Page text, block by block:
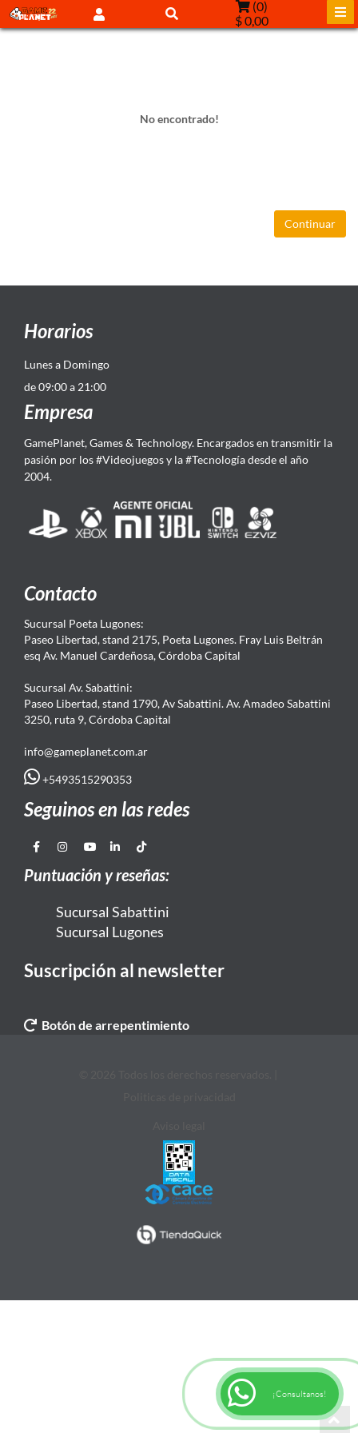
(0)
$ 0,00
No encontrado!
Continuar
Horarios
Lunes a Domingo
de 09:00 a 21:00
Empresa
GamePlanet, Games & Technology. Encargados en transmitir la
pasión por los #Videojuegos y la #Tecnología desde el año
2004.
Contacto
Sucursal Poeta Lugones:
Paseo Libertad, stand 2175, Poeta Lugones. Fray Luis Beltrán
esq Av. Manuel Cardeñosa, Córdoba Capital
Sucursal Av. Sabattini:
Paseo Libertad, stand 1790, Av Sabattini. Av. Amadeo Sabattini
3250, ruta 9, Córdoba Capital
info@gameplanet.com.ar
+5493515290353
Seguinos en las redes
Puntuación y reseñas:
Sucursal Sabattini
Sucursal Lugones
Suscripción al newsletter
Botón de arrepentimiento
¡Consultanos!